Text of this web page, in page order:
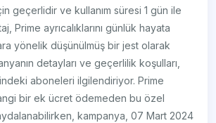
geçerlidir ve kullanım süresi 1 gün ile
Prime ayrıcalıklarını günlük hayata
yönelik düşünülmüş bir jest olarak
detayları ve geçerlilik koşulları,
aboneleri ilgilendiriyor. Prime
bir ek ücret ödemeden bu özel
kampanya, 07 Mart 2024